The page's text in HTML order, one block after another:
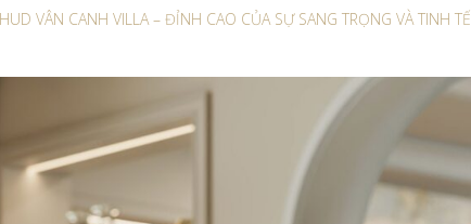
VÂN CANH VILLA – ĐỈNH CAO CỦA SỰ SANG TRỌNG VÀ TINH TẾ